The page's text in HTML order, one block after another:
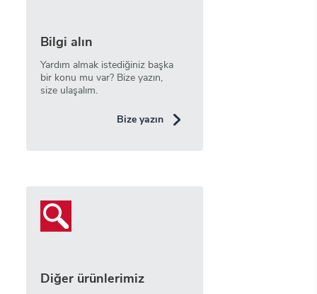
Bilgi alın
Yardım almak istediğiniz başka
bir konu mu var? Bize yazın,
size ulaşalım.
Bize yazın
Diğer ürünlerimiz